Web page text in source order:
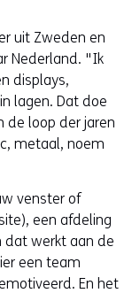
uit Zweden en
Nederland. "Ik
displays,
lagen. Dat doe
de loop der jaren
metaal, noem
venster of
een afdeling
dat werkt aan de
een team
En het